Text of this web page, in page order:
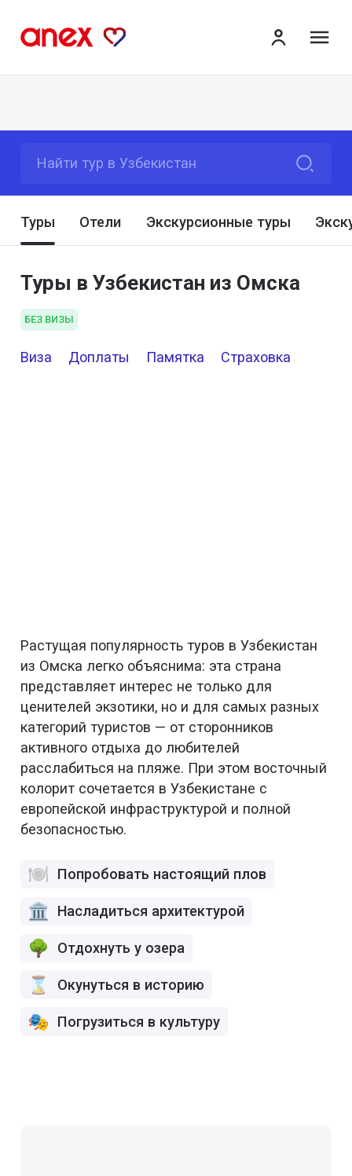
Найти тур в Узбекистан
Туры Отели Экскурсионные туры
Туры в Узбекистан из Омска
БЕЗ ВИЗЫ
Виза Доплаты Памятка Страховка
Растущая популярность туров в Узбекистан
из Омска легко объяснима: эта страна
представляет интерес не только для
ценителей экзотики, но и для самых разных
категорий туристов — от сторонников
активного отдыха до любителей
расслабиться на пляже. При этом восточный
колорит сочетается в Узбекистане с
европейской инфраструктурой и полной
безопасностью.
Попробовать настоящий плов
Насладиться архитектурой
Отдохнуть у озера
Окунуться в историю
Погрузиться в культуру